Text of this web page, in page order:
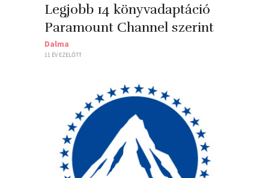
Legjobb 14 könyvadaptáció
Paramount Channel szerint
Dalma
11 ÉV EZELŐTT